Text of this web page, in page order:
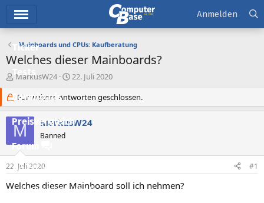
Ticker
Tests
Downloads
Preisvergleich
Forum
Aktuelles
Empfohlene Inhalte
Anmelden
Mainboards und CPUs: Kaufberatung
Welches dieser Mainboards?
E
s
t
e
l
l
e
MarkusW24
E
s
t
e
l
m
22. Juli 2020
Für weitere Antworten geschlossen.
M MarkusW24
Banned
22. Juli 2020 #1
Welches dieser Mainboard soll ich nehmen?